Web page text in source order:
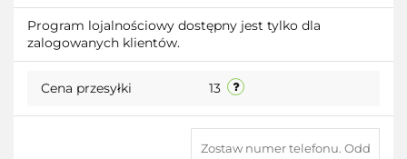
Do
Program lojalnościowy dostępny jest tylko dla
zalogowanych klientów.
Cena przesyłki 13